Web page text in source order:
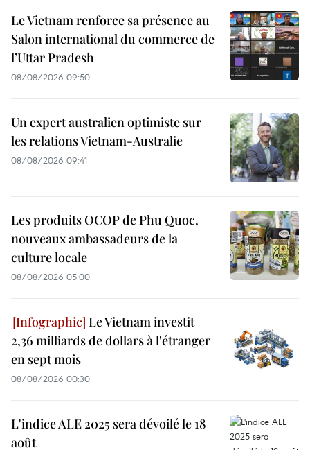
Le Vietnam renforce sa présence au
Salon international du commerce de
l’Uttar Pradesh
08/08/2026 09:50
Un expert australien optimiste sur
les relations Vietnam-Australie
08/08/2026 09:41
Les produits OCOP de Phu Quoc,
nouveaux ambassadeurs de la
culture locale
08/08/2026 05:00
Le Vietnam investit
2,36 milliards de dollars à l'étranger
en sept mois
08/08/2026 00:30
L'indice ALE 2025 sera dévoilé le 18
août